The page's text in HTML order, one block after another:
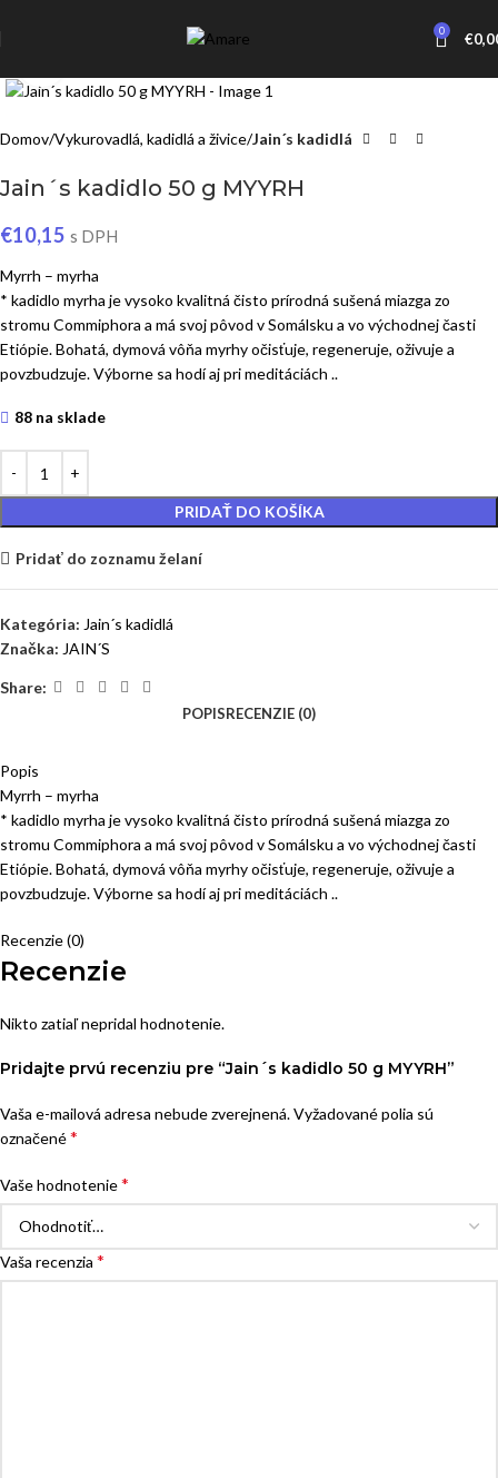
0 €
Domov Vykurovadlá, kadidlá a živice Jain´s kadidlá
Jain´s kadidlo 50 g MYYRH
€10,15 s DPH
Myrrh – myrha
* kadidlo myrha je vysoko kvalitná čisto prírodná sušená miazga zo
stromu Commiphora a má svoj pôvod v Somálsku a vo východnej časti
Etiópie. Bohatá, dymová vôňa myrhy očisťuje, regeneruje, oživuje a
povzbudzuje. Výborne sa hodí aj pri meditáciách ..
88 na sklade
PRIDAŤ DO KOŠÍKA
Pridať do zoznamu želaní
Kategória: Jain´s kadidlá
Značka: JAIN´S
Share:
POPISRECENZIE (0)
Popis
Myrrh – myrha
* kadidlo myrha je vysoko kvalitná čisto prírodná sušená miazga zo
stromu Commiphora a má svoj pôvod v Somálsku a vo východnej časti
Etiópie. Bohatá, dymová vôňa myrhy očisťuje, regeneruje, oživuje a
povzbudzuje. Výborne sa hodí aj pri meditáciách ..
Recenzie (0)
Recenzie
Nikto zatiaľ nepridal hodnotenie.
Pridajte prvú recenziu pre “Jain´s kadidlo 50 g MYYRH”
Vaša e-mailová adresa nebude zverejnená.Vyžadované polia sú
označené*
Vaše hodnotenie*
Vaša recenzia *